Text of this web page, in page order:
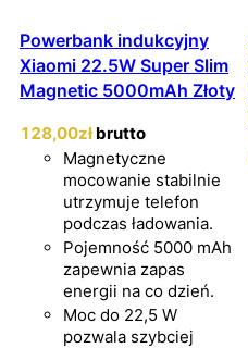
Powerbank indukcyjny
Xiaomi 22.5W Super Slim
Magnetic 5000mAh Złoty
128,00zł brutto
Magnetyczne
mocowanie stabilnie
utrzymuje telefon
podczas ładowania.
Pojemność 5000 mAh
zapewnia zapas
energii na co dzień.
Moc do 22,5 W
pozwala szybciej